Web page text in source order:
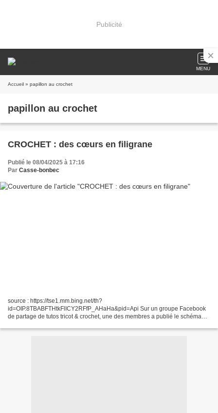
Publicité
MENU
Accueil » papillon au crochet
papillon au crochet
CROCHET : des cœurs en filigrane
Publié le 08/04/2025 à 17:16
Par Casse-bonbec
source : https://tse1.mm.bing.net/th?
id=OIP.8TBABFTHtkFlICY2RFfP_AHaHa&pid=Api Sur un groupe Facebook
de partage de tutos tricot & crochet, une des membres a publié le schéma
me...